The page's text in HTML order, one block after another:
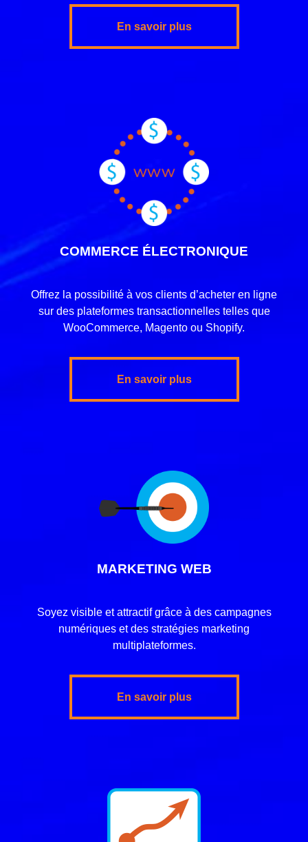
En savoir plus
COMMERCE ÉLECTRONIQUE
Offrez la possibilité à vos clients d’acheter en ligne
sur des plateformes transactionnelles telles que
WooCommerce, Magento ou Shopify.
En savoir plus
MARKETING WEB
Soyez visible et attractif grâce à des campagnes
numériques et des stratégies marketing
multiplateformes.
En savoir plus